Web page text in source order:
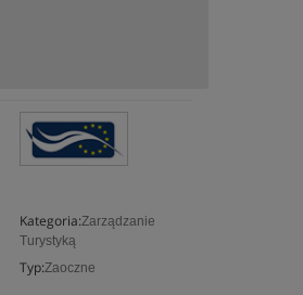
Kategoria:Zarządzanie
Turystyką
Typ:Zaoczne